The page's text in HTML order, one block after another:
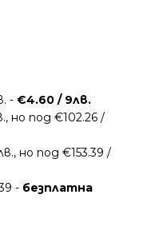
- €4.60 / 9лв.
но под €102.26 /
но под €153.39 /
- безплатна